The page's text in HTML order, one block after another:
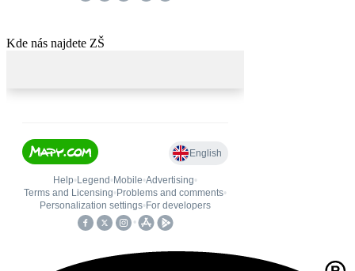
Kde nás najdete ZŠ